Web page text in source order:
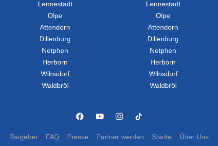
Lennestadt
Olpe
Attendorn
Dillenburg
Netphen
Herborn
Wilnsdorf
Waldbröl
Lennestadt
Olpe
Attendorn
Dillenburg
Netphen
Herborn
Wilnsdorf
Waldbröl
Ratgeber FAQ Presse Partner werden Städte Über Uns